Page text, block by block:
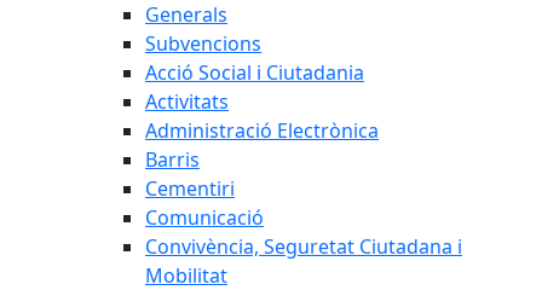
Generals
Subvencions
Acció Social i Ciutadania
Activitats
Administració Electrònica
Barris
Cementiri
Comunicació
Convivència, Seguretat Ciutadana i
Mobilitat